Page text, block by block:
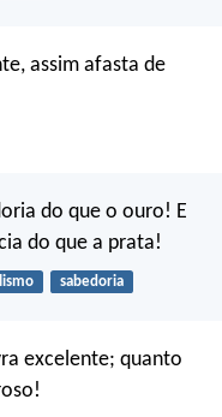
assim afasta de
do que o ouro! E
do que a prata!
sabedoria
excelente; quanto